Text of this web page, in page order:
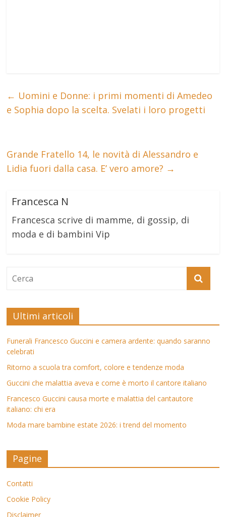
← Uomini e Donne: i primi momenti di Amedeo
e Sophia dopo la scelta. Svelati i loro progetti
Grande Fratello 14, le novità di Alessandro e
Lidia fuori dalla casa. E’ vero amore? →
Francesca N
Francesca scrive di mamme, di gossip, di
moda e di bambini Vip
Ultimi articoli
Funerali Francesco Guccini e camera ardente: quando saranno
celebrati
Ritorno a scuola tra comfort, colore e tendenze moda
Guccini che malattia aveva e come è morto il cantore italiano
Francesco Guccini causa morte e malattia del cantautore
italiano: chi era
Moda mare bambine estate 2026: i trend del momento
Pagine
Contatti
Cookie Policy
Disclaimer